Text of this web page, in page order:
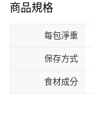
商品規格
每包淨重
保存方式
食材成分